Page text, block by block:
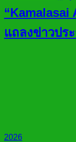
“Kamalasai
แถลงข่าวปร
2026